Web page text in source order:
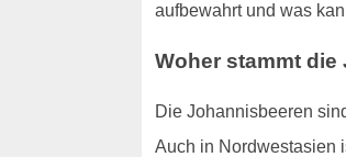
aufbewahrt und was
Woher stammt
Die Johannisbeeren
Auch in Nordwestasien